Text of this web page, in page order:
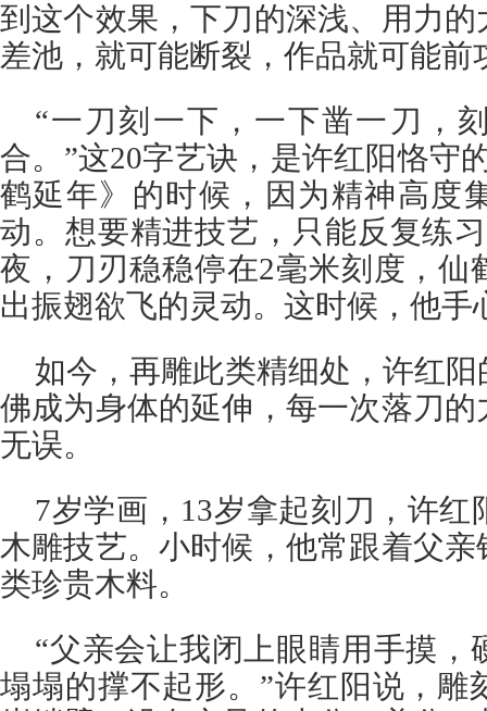
到这个效果，下刀的深浅、用力
差池，就可能断裂，作品就可能前
“一刀刻一下，一下凿一刀，
合。”这20字艺诀，是许红阳恪守
鹤延年》的时候，因为精神高度
动。想要精进技艺，只能反复练
夜，刀刃稳稳停在2毫米刻度，仙
出振翅欲飞的灵动。这时候，他手
如今，再雕此类精细处，许红
佛成为身体的延伸，每一次落刀
无误。
7岁学画，13岁拿起刻刀，许
木雕技艺。小时候，他常跟着父
类珍贵木料。
“父亲会让我闭上眼睛用手摸，
塌塌的撑不起形。”许红阳说，雕